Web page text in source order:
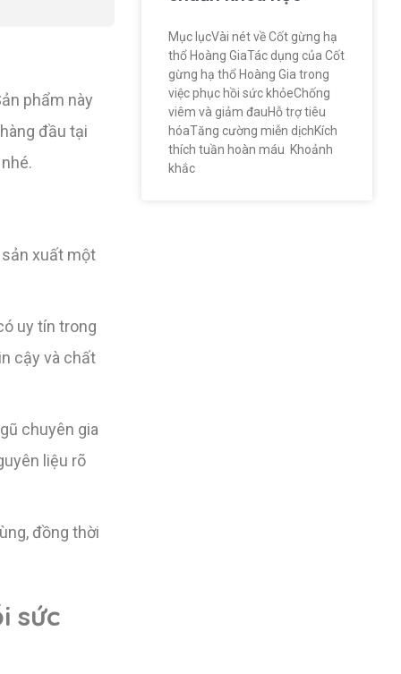
phẩm này
đầu tại
sản xuất một
uy tín trong
cậy và chất
chuyên gia
liệu rõ
đồng thời
sức
Mục lụcVài nét về Cốt gừng hạ
thổ Hoàng GiaTác dụng của Cốt
gừng hạ thổ Hoàng Gia trong
việc phục hồi sức khỏeChống
viêm và giảm đauHỗ trợ tiêu
hóaTăng cường miễn dịchKích
thích tuần hoàn máu Khoảnh
khắc